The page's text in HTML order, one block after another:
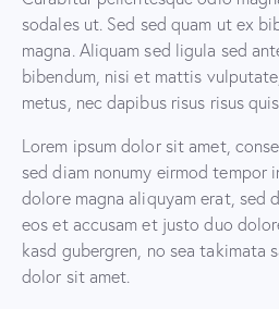
sodales ut. Sed sed quam ut ex
magna. Aliquam sed ligula sed
bibendum, nisi et mattis
metus, nec dapibus risus risus
Lorem ipsum dolor sit amet,
sed diam nonumy eirmod tempor
dolore magna aliquyam erat, sed
eos et accusam et justo duo
kasd gubergren, no sea takimata
dolor sit amet.